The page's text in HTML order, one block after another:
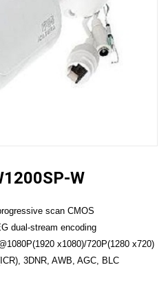
W
scan CMOS
dual-stream encoding
x1080)/720P(1280 x720)
3DNR, AWB, AGC, BLC